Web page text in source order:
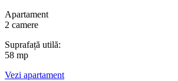
Apartament
2 camere
Suprafață utilă:
58 mp
Vezi apartament